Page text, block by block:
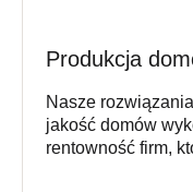
Produkcja
Nasze
jakość domów
rentowność firm,